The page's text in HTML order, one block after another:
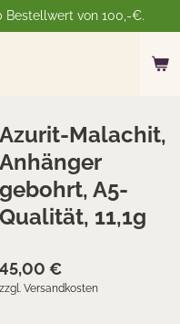
Bestellwert von 100,-€.
Azurit-Malachit,
Anhänger
gebohrt, A5-
Qualität, 11,1g
45,00 €
zzgl. Versandkosten